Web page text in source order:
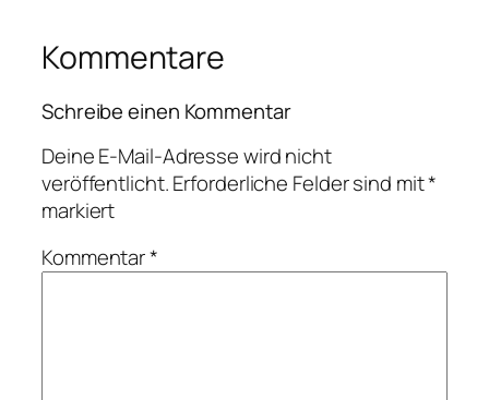
Kommentare
Schreibe einen Kommentar
Deine E-Mail-Adresse wird nicht
veröffentlicht.Erforderliche Felder sind mit*
markiert
Kommentar*